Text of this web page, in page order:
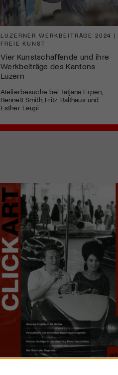
LUZERNER WERKBEITRÄGE 2024 |
FREIE KUNST
Vier Kunstschaffende und ihre
Werkbeiträge des Kantons
Luzern
Atelierbesuche bei Tatjana Erpen,
Bennett Smith, Fritz Balthaus und
Esther Leupi